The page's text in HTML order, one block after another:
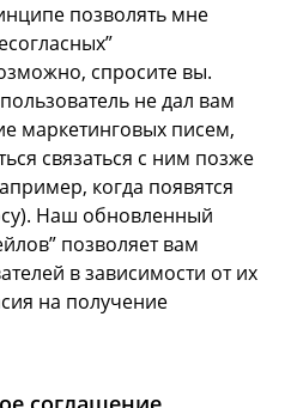
позволять мне
спросите вы.
не дал вам
маркетинговых писем,
связаться с ним позже
когда появятся
Наш обновленный
позволяет вам
в зависимости от их
на получение